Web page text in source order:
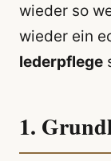
wieder so
wieder ein
lederpflege
1.